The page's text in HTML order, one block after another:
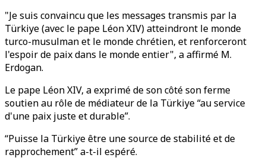
"Je suis convaincu que les messages transmis par la
Türkiye (avec le pape Léon XIV) atteindront le monde
turco-musulman et le monde chrétien, et renforceront
l'espoir de paix dans le monde entier", a affirmé M.
Erdogan.
Le pape Léon XIV, a exprimé de son côté son ferme
soutien au rôle de médiateur de la Türkiye “au service
d'une paix juste et durable”.
“Puisse la Türkiye être une source de stabilité et de
rapprochement” a-t-il espéré.